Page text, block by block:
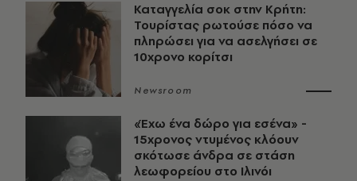
Καταγγελία σοκ στην Κρήτη:
Τουρίστας ρωτούσε πόσο να
πληρώσει για να ασελγήσει σε
10χρονο κορίτσι
Newsroom
«Έχω ένα δώρο για εσένα» -
15χρονος ντυμένος κλόουν
σκότωσε άνδρα σε στάση
λεωφορείου στο Ιλινόι